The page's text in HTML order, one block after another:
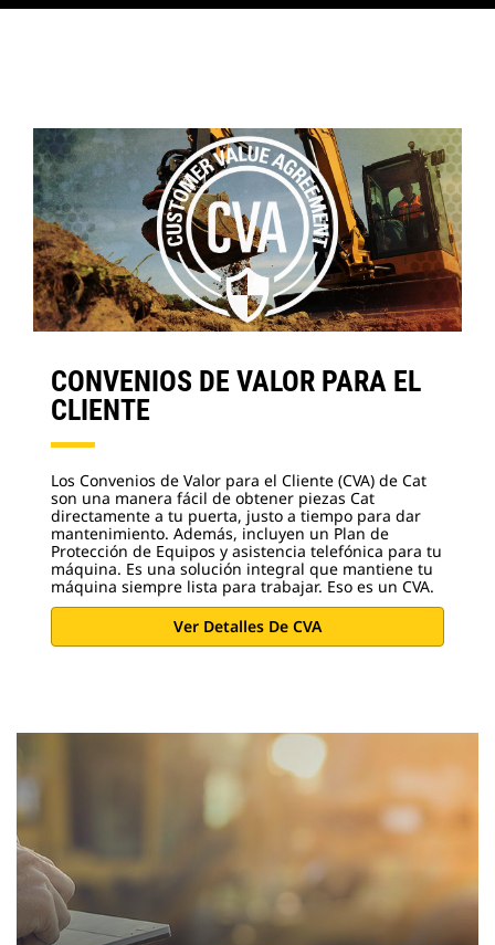
CONVENIOS DE VALOR PARA EL
CLIENTE
Los Convenios de Valor para el Cliente (CVA) de Cat
son una manera fácil de obtener piezas Cat
directamente a tu puerta, justo a tiempo para dar
mantenimiento. Además, incluyen un Plan de
Protección de Equipos y asistencia telefónica para tu
máquina. Es una solución integral que mantiene tu
máquina siempre lista para trabajar. Eso es un CVA.
Ver Detalles De CVA